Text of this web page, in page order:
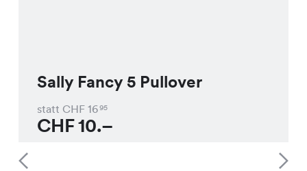
Sally Fancy 5 Pullover
statt CHF 1695
CHF10.–